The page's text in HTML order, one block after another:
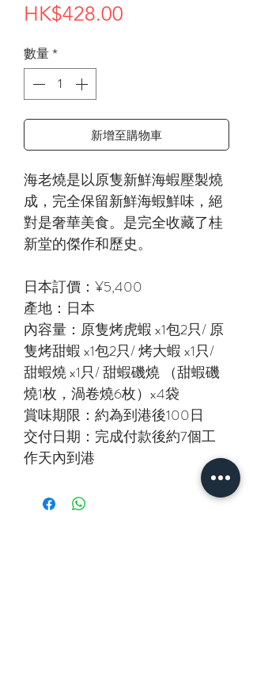
HK$428.00
數量 *
新增至購物車
海老燒是以原隻新鮮海蝦壓製燒
成，完全保留新鮮海蝦鮮味，絕
對是奢華美食。是完全收藏了桂
新堂的傑作和歷史。
日本訂價：¥5,400
產地：日本
內容量：原隻烤虎蝦 x1包2只/ 原
隻烤甜蝦 x1包2只/ 烤大蝦 x1只/
甜蝦燒 x1只/ 甜蝦磯燒 （甜蝦磯
燒1枚，渦卷燒6枚）x4袋
賞味期限：約為到港後100日
交付日期：完成付款後約7個工
作天內到港